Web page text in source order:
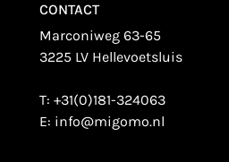
CONTACT
Marconiweg 63-65
3225 LV Hellevoetsluis
T: +31(0)181-324063
E: info@migomo.nl